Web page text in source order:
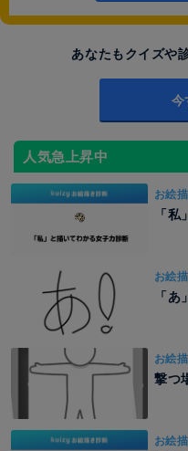
あなたもクイズや
今
人気急上昇中
お絵
「
お絵
「
お絵
撃つ
お絵